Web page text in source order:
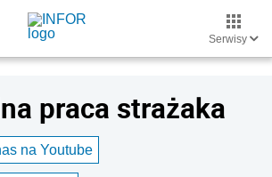
Serwisy
praca strażaka
na Youtube